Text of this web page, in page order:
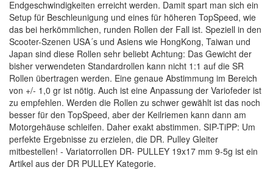
Endgeschwindigkeiten erreicht werden. Damit spart man sich ein
Setup für Beschleunigung und eines für höheren TopSpeed, wie
das bei herkömmlichen, runden Rollen der Fall ist. Speziell in den
Scooter-Szenen USA´s und Asiens wie HongKong, Taiwan und
Japan sind diese Rollen sehr beliebt Achtung: Das Gewicht der
bisher verwendeten Standardrollen kann nicht 1:1 auf die SR
Rollen übertragen werden. Eine genaue Abstimmung im Bereich
von +/- 1,0 gr ist nötig. Auch ist eine Anpassung der Variofeder ist
zu empfehlen. Werden die Rollen zu schwer gewählt ist das noch
besser für den TopSpeed, aber der Keilriemen kann dann am
Motorgehäuse schleifen. Daher exakt abstimmen. SIP-TiPP: Um
perfekte Ergebnisse zu erzielen, die DR. Pulley Gleiter
mitbestellen! - Variatorrollen DR- PULLEY 19x17 mm 9-5g ist ein
Artikel aus der DR PULLEY Kategorie.